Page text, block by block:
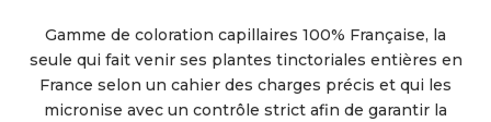
Gamme de coloration capillaires 100% Française, la
seule qui fait venir ses plantes tinctoriales entières en
France selon un cahier des charges précis et qui les
micronise avec un contrôle strict afin de garantir la